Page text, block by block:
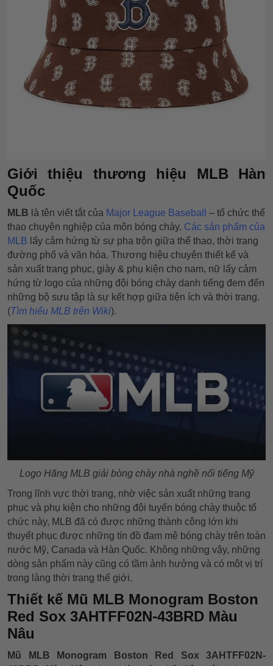
Giới thiệu thương hiệu MLB Hàn
Quốc
MLB là tên viết tắt của Major League Baseball
– tổ chức thể
thao chuyên nghiệp của môn bóng chày. Các sản phẩm của
MLB lấy cảm hứng từ sự pha trộn giữa thể thao, thời trang
đường phố và văn hóa. Thương hiệu chuyên thiết kế và
sản xuất trang phục, giày & phụ kiện cho nam, nữ lấy cảm
hứng từ logo của những đội bóng chày danh tiếng đem đến
những bộ sưu tập là sự kết hợp giữa tiện ích và thời trang.
(Tìm hiểu MLB trên Wiki).
Logo Hãng MLB giải bòng chày nhà nghề nổi tiếng Mỹ
Trong lĩnh vực thời trang, nhờ việc sản xuất những trang
phục và phụ kiện cho những đội tuyển bóng chày thuộc tổ
chức này, MLB đã có được những thành công lớn khi
thuyết phục được những tín đồ đam mê bóng chày trên toàn
nước Mỹ, Canada và Hàn Quốc. Không những vậy, những
dòng sản phẩm này cũng có tầm ảnh hưởng và có một vị trí
trong làng thời trang thế giới.
Thiết kế Mũ MLB Monogram Boston
Red Sox 3AHTFF02N-43BRD Màu
Nâu
Mũ MLB Monogram Boston Red Sox 3AHTFF02N-